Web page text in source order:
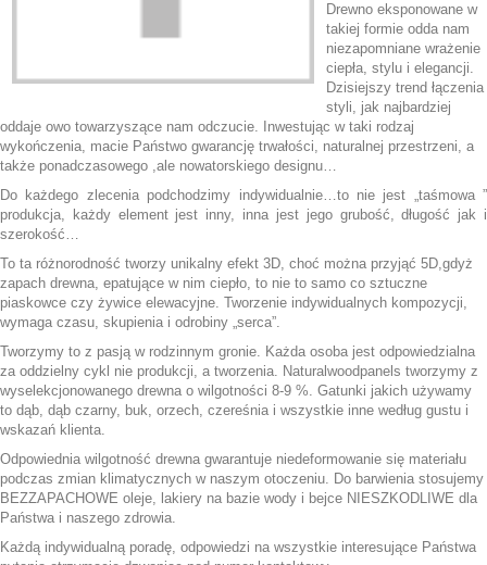
Drewno eksponowane w
takiej formie odda nam
niezapomniane wrażenie
ciepła, stylu i elegancji.
Dzisiejszy trend łączenia
styli, jak najbardziej
oddaje owo towarzyszące nam odczucie. Inwestując w taki rodzaj
wykończenia, macie Państwo gwarancję trwałości, naturalnej przestrzeni, a
także ponadczasowego ,ale nowatorskiego designu…
Do każdego zlecenia podchodzimy indywidualnie…to nie jest „taśmowa ”
produkcja, każdy element jest inny, inna jest jego grubość, długość jak i
szerokość…
To ta różnorodność tworzy unikalny efekt 3D, choć można przyjąć 5D,gdyż
zapach drewna, epatujące w nim ciepło, to nie to samo co sztuczne
piaskowce czy żywice elewacyjne. Tworzenie indywidualnych kompozycji,
wymaga czasu, skupienia i odrobiny „serca”.
Tworzymy to z pasją w rodzinnym gronie. Każda osoba jest odpowiedzialna
za oddzielny cykl nie produkcji, a tworzenia. Naturalwoodpanels tworzymy z
wyselekcjonowanego drewna o wilgotności 8-9 %. Gatunki jakich używamy
to dąb, dąb czarny, buk, orzech, czereśnia i wszystkie inne według gustu i
wskazań klienta.
Odpowiednia wilgotność drewna gwarantuje niedeformowanie się materiału
podczas zmian klimatycznych w naszym otoczeniu. Do barwienia stosujemy
BEZZAPACHOWE oleje, lakiery na bazie wody i bejce NIESZKODLIWE dla
Państwa i naszego zdrowia.
Każdą indywidualną poradę, odpowiedzi na wszystkie interesujące Państwa